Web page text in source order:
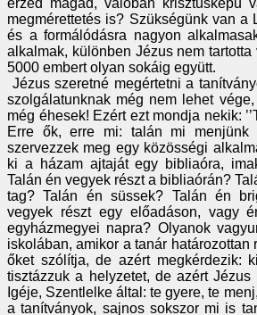
megmérettetés is? Szükségünk van a
és a formálódásra nagyon
alkalmak, különben Jézus nem
5000 embert olyan sokáig együtt.
Jézus szeretné megértetni a
szolgálatunknak még nem lehet
még éhesek! Ezért ezt mondja nekik:
Erre ők, erre mi: talán mi menjünk
szervezzek meg egy közösségi
ki a házam ajtaját egy bibliaóra,
Talán én vegyek részt a bibliaórán?
tag? Talán én süssek? Talán én
vegyek részt egy előadáson, vagy
egyházmegyei napra? Olyanok
iskolában, amikor a tanár határozottan
őket szólítja, de azért megkérdezik:
tisztázzuk a helyzetet, de azért
Igéje, Szentlelke által: te gyere, te
a tanítványok, sajnos sokszor mi is